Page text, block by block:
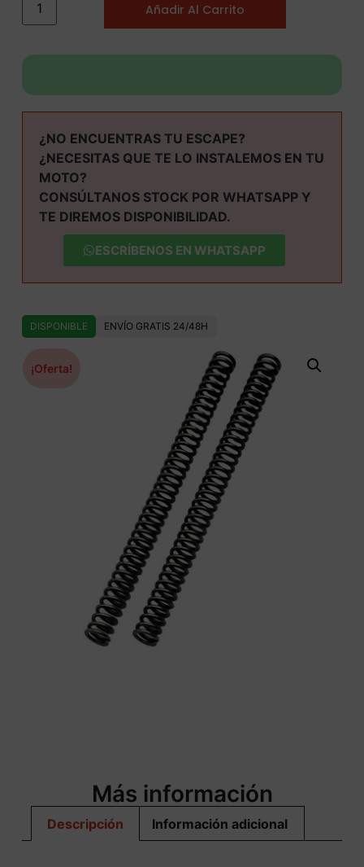
Añadir Al Carrito
¿NO ENCUENTRAS TU ESCAPE?
¿NECESITAS QUE TE LO INSTALEMOS EN TU
MOTO?
CONSÚLTANOS STOCK POR WHATSAPP Y
TE DIREMOS DISPONIBILIDAD.
ESCRÍBENOS EN WHATSAPP
DISPONIBLE ENVÍO GRATIS 24/48H
¡Oferta!
Más información
Descripción Información adicional